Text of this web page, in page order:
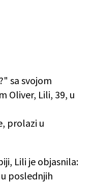
sa svojom
Oliver, Lili, 39, u
prolazi u
Lili je objasnila:
poslednjih